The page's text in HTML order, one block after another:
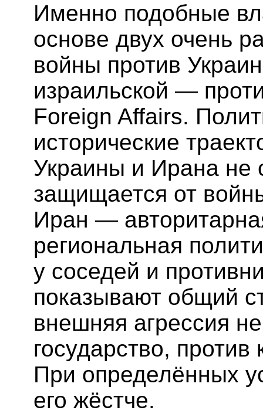
Именно подобные
основе двух очень
войны против
израильской —
Foreign Affairs.
исторические
Украины и Ирана не
защищается от
Иран —
региональная
у соседей и
показывают общий
внешняя агрессия
государство,
При определённых
его жёстче.